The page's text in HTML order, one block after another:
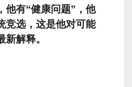
他有“健康问题”，他
竞选，这是他对可能
解释。